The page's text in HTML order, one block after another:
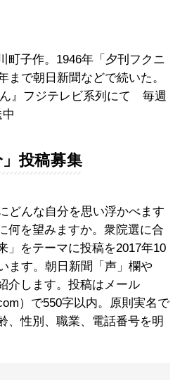
町子作。1946年「夕刊フクニ
まで朝日新聞などで続いた。
』フジテレビ系列にて 毎週
」投稿募集
どんな自分を思い浮かべます
何を望みますか。衆院選に合
」をテーマに投稿を2017年10
ます。朝日新聞「声」欄や
介します。投稿はメール
）で550字以内。原則実名で
、性別、職業、電話番号を明